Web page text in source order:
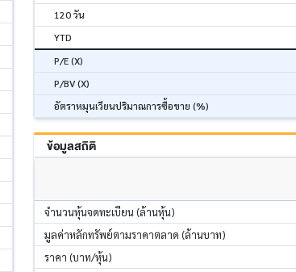
120 วัน
YTD
P/E (X)
P/BV (X)
อัตราหมุนเวียนปริมาณการซื้อขาย (%)
ข้อมูลสถิติ
จำนวนหุ้นจดทะเบียน (ล้านหุ้น)
มูลค่าหลักทรัพย์ตามราคาตลาด (ล้านบาท)
ราคา (บาท/หุ้น)